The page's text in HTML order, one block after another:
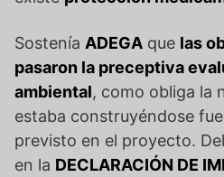
Sostenía ADEGA que las
pasaron la preceptiva
ambiental, como obliga la
estaba construyéndose
previsto en el proyecto.
en la DECLARACIÓN DE